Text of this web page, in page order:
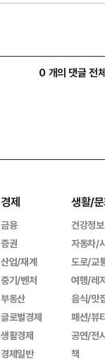
0 개의 댓글 전
경제
금융
증권
산업/재계
중기/벤처
부동산
글로벌경제
생활경제
경제일반
생활/
건강정보
자동차/
도로/교
여행/레
음식/맛
패션/뷰
공연/전
책